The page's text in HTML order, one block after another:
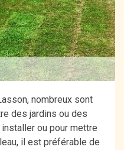
nombreux sont
des jardins ou des
ou pour mettre
il est préférable de